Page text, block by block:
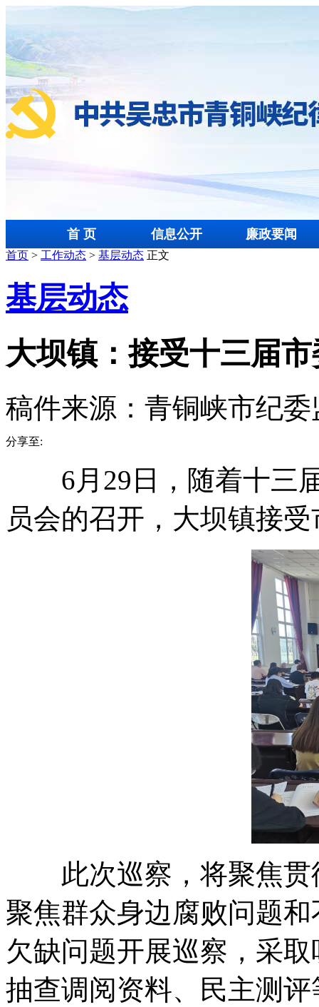
首 页 信息公开 廉政要闻
首页 > 工作动态 > 基层动态 正文
基层动态
大坝镇：接受十三届
稿件来源：青铜峡市纪
分享至:
6月29日，随着十三届
员会的召开，大坝镇接
此次巡察，将聚焦贯
聚焦群众身边腐败问题
欠缺问题开展巡察，采
抽查调阅资料、民主测